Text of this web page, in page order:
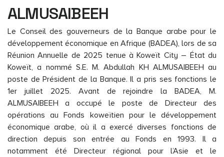
ALMUSAIBEEH
Le Conseil des gouverneurs de la Banque arabe pour le
développement économique en Afrique (BADEA), lors de sa
Réunion Annuelle de 2025 tenue à Koweït City – État du
Koweït, a nommé S.E. M. Abdullah KH ALMUSAIBEEH au
poste de Président de la Banque. Il a pris ses fonctions le
1er juillet 2025. Avant de rejoindre la BADEA, M.
ALMUSAIBEEH a occupé le poste de Directeur des
opérations au Fonds koweïtien pour le développement
économique arabe, où il a exercé diverses fonctions de
direction depuis son entrée au Fonds en 1993. Il a
notamment été Directeur régional pour l’Asie et le